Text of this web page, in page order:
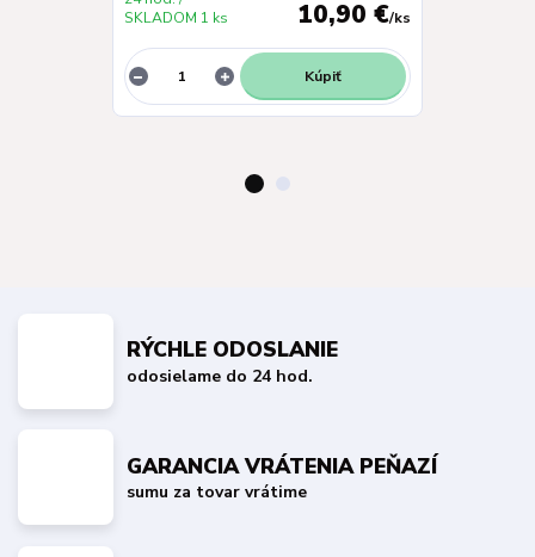
10,90 €/ks
SKLADOM 1 ks
Kúpiť
RÝCHLE ODOSLANIE
odosielame do 24 hod.
GARANCIA VRÁTENIA PEŇAZÍ
sumu za tovar vrátime